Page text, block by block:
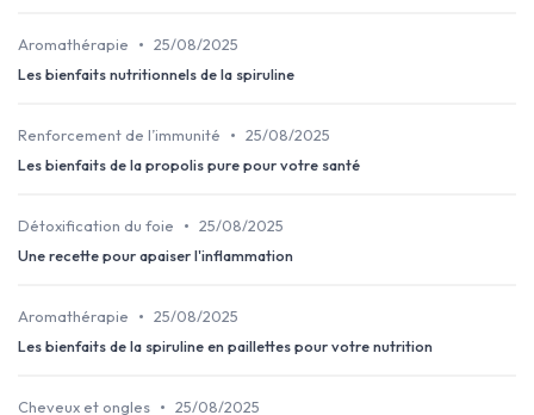
Aromathérapie • 25/08/2025
Les bienfaits nutritionnels de la spiruline
Renforcement de l’immunité • 25/08/2025
Les bienfaits de la propolis pure pour votre santé
Détoxification du foie • 25/08/2025
Une recette pour apaiser l'inflammation
Aromathérapie • 25/08/2025
Les bienfaits de la spiruline en paillettes pour votre nutrition
Cheveux et ongles • 25/08/2025